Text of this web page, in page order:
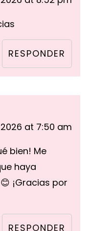
RESPONDER
at 7:50 am
bien! Me
haya
¡Gracias por
RESPONDER